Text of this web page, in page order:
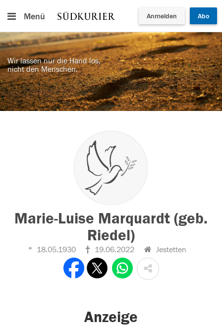
Menü Anmelden Abo
Wir lassen nur die Hand los,
nicht den Menschen.
Marie-Luise Marquardt (geb.
Riedel)
18.05.1930 19.06.2022 Jestetten
Anzeige